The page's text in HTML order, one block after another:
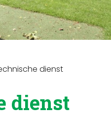
dienst
dienst